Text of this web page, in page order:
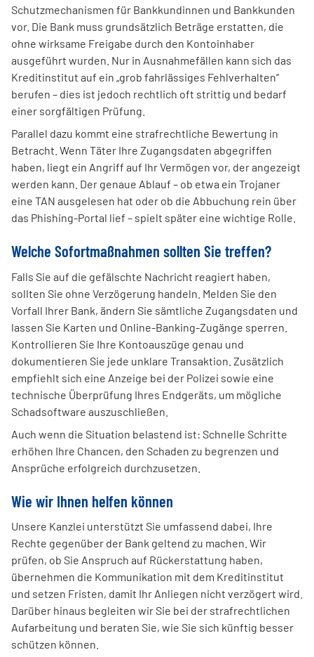
Schutzmechanismen für Bankkundinnen und Bankkunden
vor. Die Bank muss grundsätzlich Beträge erstatten, die
ohne wirksame Freigabe durch den Kontoinhaber
ausgeführt wurden. Nur in Ausnahmefällen kann sich das
Kreditinstitut auf ein „grob fahrlässiges Fehlverhalten“
berufen – dies ist jedoch rechtlich oft strittig und bedarf
einer sorgfältigen Prüfung.
Parallel dazu kommt eine strafrechtliche Bewertung in
Betracht. Wenn Täter Ihre Zugangsdaten abgegriffen
haben, liegt ein Angriff auf Ihr Vermögen vor, der angezeigt
werden kann. Der genaue Ablauf – ob etwa ein Trojaner
eine TAN ausgelesen hat oder ob die Abbuchung rein über
das Phishing-Portal lief – spielt später eine wichtige Rolle.
Welche Sofortmaßnahmen sollten Sie treffen?
Falls Sie auf die gefälschte Nachricht reagiert haben,
sollten Sie ohne Verzögerung handeln. Melden Sie den
Vorfall Ihrer Bank, ändern Sie sämtliche Zugangsdaten und
lassen Sie Karten und Online-Banking-Zugänge sperren.
Kontrollieren Sie Ihre Kontoauszüge genau und
dokumentieren Sie jede unklare Transaktion. Zusätzlich
empfiehlt sich eine Anzeige bei der Polizei sowie eine
technische Überprüfung Ihres Endgeräts, um mögliche
Schadsoftware auszuschließen.
Auch wenn die Situation belastend ist: Schnelle Schritte
erhöhen Ihre Chancen, den Schaden zu begrenzen und
Ansprüche erfolgreich durchzusetzen.
Wie wir Ihnen helfen können
Unsere Kanzlei unterstützt Sie umfassend dabei, Ihre
Rechte gegenüber der Bank geltend zu machen. Wir
prüfen, ob Sie Anspruch auf Rückerstattung haben,
übernehmen die Kommunikation mit dem Kreditinstitut
und setzen Fristen, damit Ihr Anliegen nicht verzögert wird.
Darüber hinaus begleiten wir Sie bei der strafrechtlichen
Aufarbeitung und beraten Sie, wie Sie sich künftig besser
schützen können.